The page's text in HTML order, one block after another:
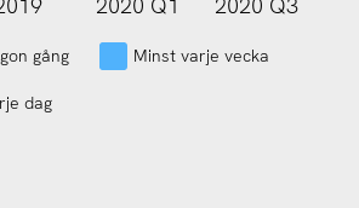
gång Minst varje vecka
dag